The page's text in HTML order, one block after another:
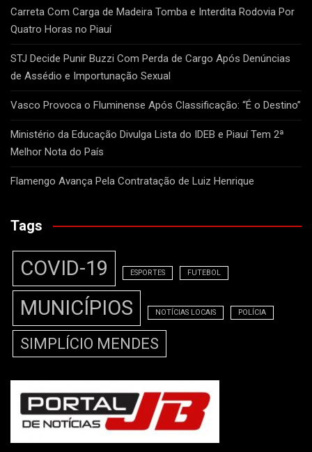
Carreta Com Carga de Madeira Tomba e Interdita Rodovia Por
Quatro Horas no Piauí
STJ Decide Punir Buzzi Com Perda de Cargo Após Denúncias
de Assédio e Importunação Sexual
Vasco Provoca o Fluminense Após Classificação: “É o Destino”
Ministério da Educação Divulga Lista do IDEB e Piauí Tem 2ª
Melhor Nota do País
Flamengo Avança Pela Contratação de Luiz Henrique
Tags
COVID-19 ESPORTES FUTEBOL
MUNICÍPIOS NOTÍCIAS LOCAIS POLÍCIA
SIMPLÍCIO MENDES